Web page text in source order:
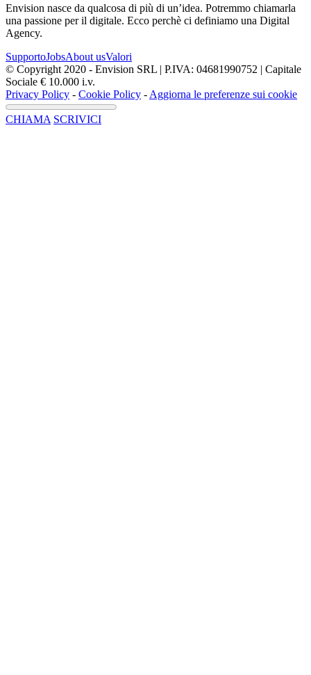
Envision nasce da qualcosa di più di un’idea. Potremmo chiamarla
una passione per il digitale. Ecco perchè ci definiamo una Digital
Agency.
SupportoJobsAbout usValori
© Copyright 2020 - Envision SRL | P.IVA: 04681990752 | Capitale
Sociale € 10.000 i.v.
Privacy Policy - Cookie Policy - Aggiorna le preferenze sui cookie
CHIAMA SCRIVICI